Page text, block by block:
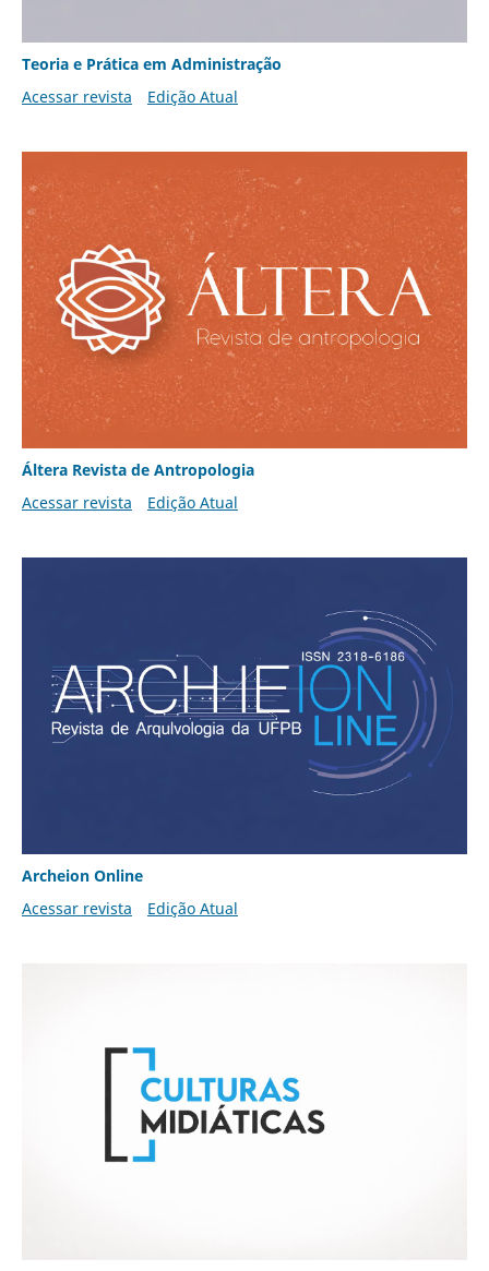
Teoria e Prática em Administração
Acessar revista
Edição Atual
Áltera Revista de Antropologia
Acessar revista
Edição Atual
Archeion Online
Acessar revista
Edição Atual